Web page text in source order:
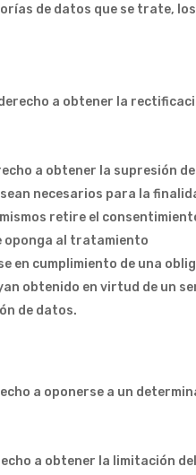
de datos que se trate,
a obtener la
a obtener la supresión
necesarios para la
retire el
oponga al tratamiento
en cumplimiento de una
obtenido en virtud de un
de datos.
a oponerse a un
a obtener la limitación